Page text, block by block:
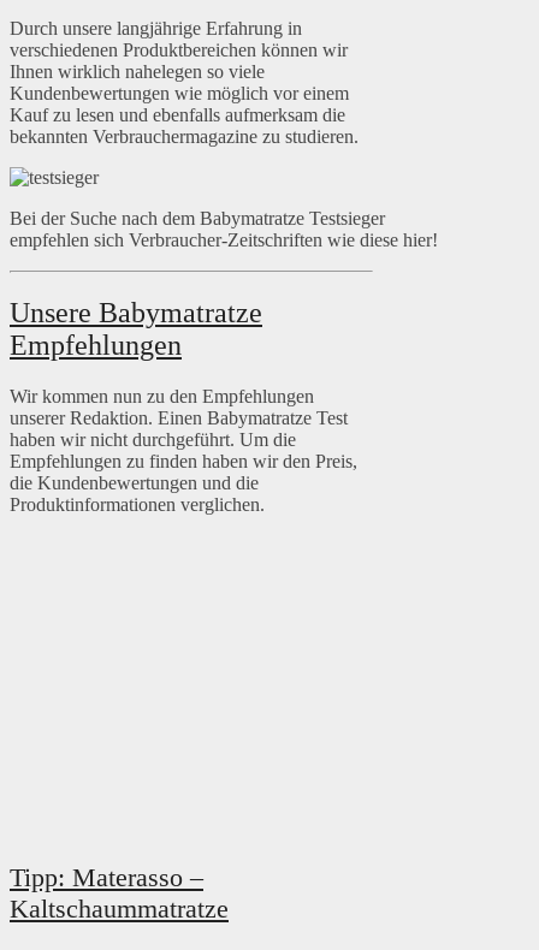
Durch unsere langjährige Erfahrung in
verschiedenen Produktbereichen können wir
Ihnen wirklich nahelegen so viele
Kundenbewertungen wie möglich vor einem
Kauf zu lesen und ebenfalls aufmerksam die
bekannten Verbrauchermagazine zu studieren.
Bei der Suche nach dem Babymatratze Testsieger
empfehlen sich Verbraucher-Zeitschriften wie diese hier!
Unsere Babymatratze
Empfehlungen
Wir kommen nun zu den Empfehlungen
unserer Redaktion. Einen Babymatratze Test
haben wir nicht durchgeführt. Um die
Empfehlungen zu finden haben wir den Preis,
die Kundenbewertungen und die
Produktinformationen verglichen.
Tipp: Materasso –
Kaltschaummatratze